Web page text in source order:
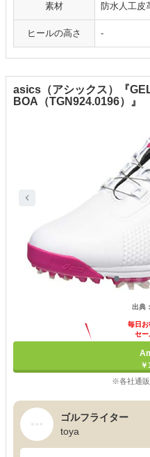
素材 防水人工皮
ヒールの高さ -
asics（アシックス）『
BOA（TGN924.0196）』
出典：
毎日お
セー
※各社通販
ゴルフライター
toya